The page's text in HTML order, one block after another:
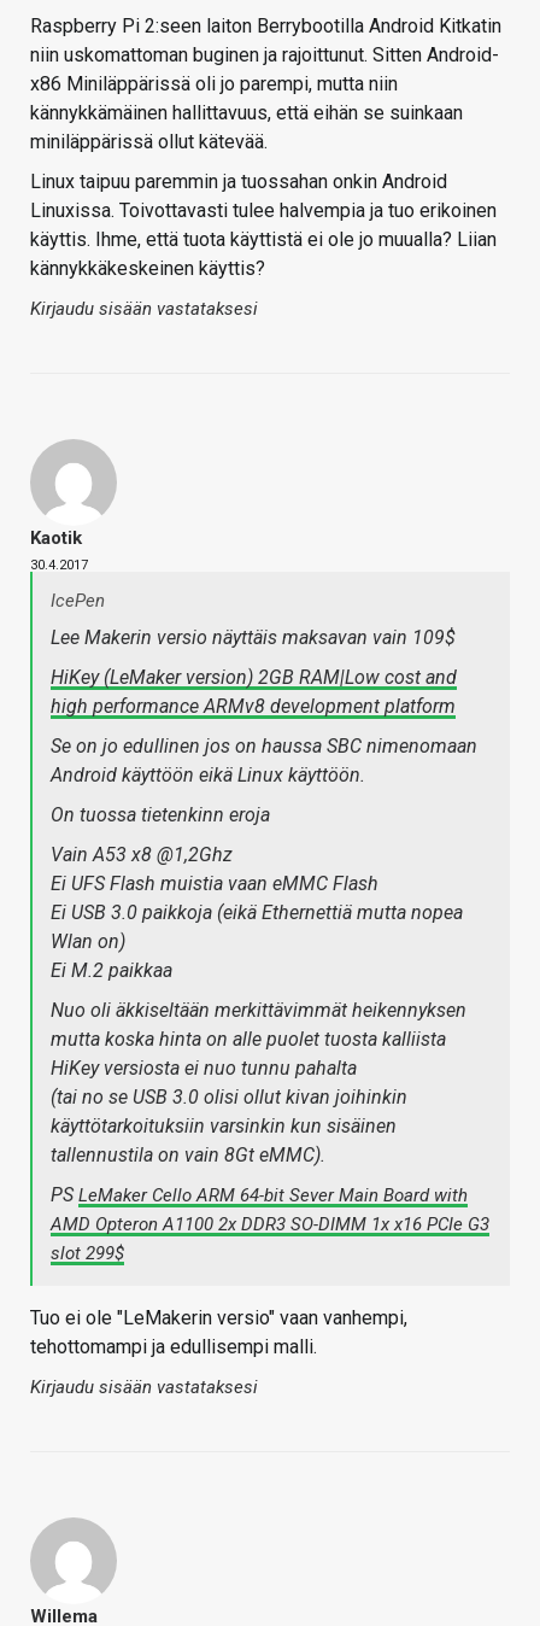
Raspberry Pi 2:seen laiton Berrybootilla Android Kitkatin
niin uskomattoman buginen ja rajoittunut. Sitten Android-
x86 Miniläppärissä oli jo parempi, mutta niin
kännykkämäinen hallittavuus, että eihän se suinkaan
miniläppärissä ollut kätevää.
Linux taipuu paremmin ja tuossahan onkin Android
Linuxissa. Toivottavasti tulee halvempia ja tuo erikoinen
käyttis. Ihme, että tuota käyttistä ei ole jo muualla? Liian
kännykkäkeskeinen käyttis?
Kirjaudu sisään vastataksesi
Kaotik
30.4.2017
IcePen
Lee Makerin versio näyttäis maksavan vain 109$
HiKey (LeMaker version) 2GB RAM|Low cost and
high performance ARMv8 development platform
Se on jo edullinen jos on haussa SBC nimenomaan
Android käyttöön eikä Linux käyttöön.
On tuossa tietenkinn eroja
Vain A53 x8 @1,2Ghz
Ei UFS Flash muistia vaan eMMC Flash
Ei USB 3.0 paikkoja (eikä Ethernettiä mutta nopea
Wlan on)
Ei M.2 paikkaa
Nuo oli äkkiseltään merkittävimmät heikennyksen
mutta koska hinta on alle puolet tuosta kalliista
HiKey versiosta ei nuo tunnu pahalta
(tai no se USB 3.0 olisi ollut kivan joihinkin
käyttötarkoituksiin varsinkin kun sisäinen
tallennustila on vain 8Gt eMMC).
PS LeMaker CelloARM 64-bit Sever Main Board with
AMD Opteron A1100 2x DDR3 SO-DIMM 1x x16 PCIe G3
slot 299$
Tuo ei ole "LeMakerin versio" vaan vanhempi,
tehottomampi ja edullisempi malli.
Kirjaudu sisään vastataksesi
Willema